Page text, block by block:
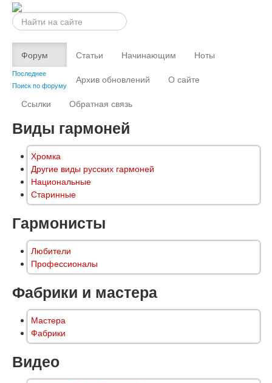
Искать...
Форум
Последнее
Поиск по форуму
Статьи Начинающим
Ноты
Архив обновлений
О сайте
Ссылки
Обратная связь
Виды гармоней
Хромка
Другие виды русских гармоней
Национальные
Старинные
Гармонисты
Любители
Профессионалы
Фабрики и мастера
Мастера
Фабрики
Видео